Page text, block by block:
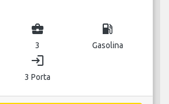
business_center
3
local_gas_station
Gasolina
login
3 Porta